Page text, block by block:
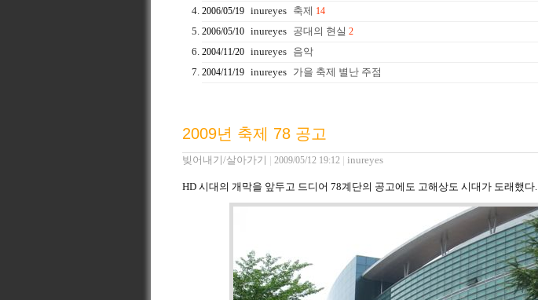
2006/05/19 inureyes 축제 14
2006/05/10 inureyes 공대의 현실 2
2004/11/20 inureyes 음악
2004/11/19 inureyes 가을 축제 별난 주점
2009년 축제 78 공고
빚어내기/살아가기 2009/05/12 19:12 inureyes
HD 시대의 개막을 앞두고 드디어 78계단의 공고에도 고해상도 시대가 도래했다.